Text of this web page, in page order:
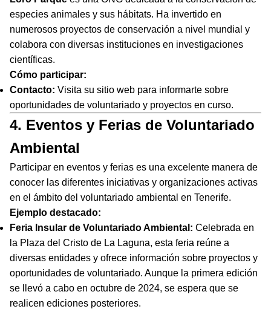
especies animales y sus hábitats. Ha invertido en
numerosos proyectos de conservación a nivel mundial y
colabora con diversas instituciones en investigaciones
científicas.
Cómo participar:
Contacto: Visita su sitio web para informarte sobre
oportunidades de voluntariado y proyectos en curso.
4. Eventos y Ferias de Voluntariado
Ambiental
Participar en eventos y ferias es una excelente manera de
conocer las diferentes iniciativas y organizaciones activas
en el ámbito del voluntariado ambiental en Tenerife.
Ejemplo destacado:
Feria Insular de Voluntariado Ambiental: Celebrada en
la Plaza del Cristo de La Laguna, esta feria reúne a
diversas entidades y ofrece información sobre proyectos y
oportunidades de voluntariado. Aunque la primera edición
se llevó a cabo en octubre de 2024, se espera que se
realicen ediciones posteriores.